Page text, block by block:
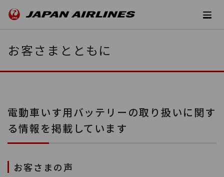
お客さまとともに
電動車いす用バッテリーの取り扱いに関す
る情報を掲載しています
お客さまの声